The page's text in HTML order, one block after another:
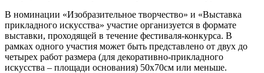
В номинации «Изобразительное творчество» и «Выставка
прикладного искусства» участие организуется в формате
выставки, проходящей в течение фестиваля-конкурса. В
рамках одного участия может быть представлено от двух до
четырех работ размера (для декоративно-прикладного
искусства – площади основания) 50x70см или меньше.